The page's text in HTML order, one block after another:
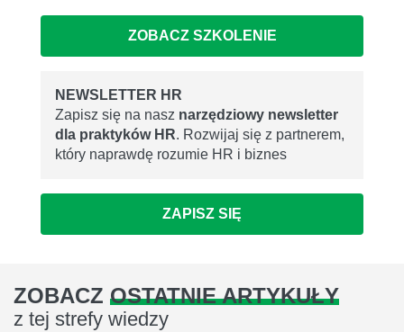
ZOBACZ SZKOLENIE
NEWSLETTER HR
Zapisz się na nasz narzędziowy newsletter
dla praktyków HR. Rozwijaj się z partnerem,
który naprawdę rozumie HR i biznes
ZAPISZ SIĘ
ZOBACZ OSTATNIE ARTYKUŁY
z tej strefy wiedzy